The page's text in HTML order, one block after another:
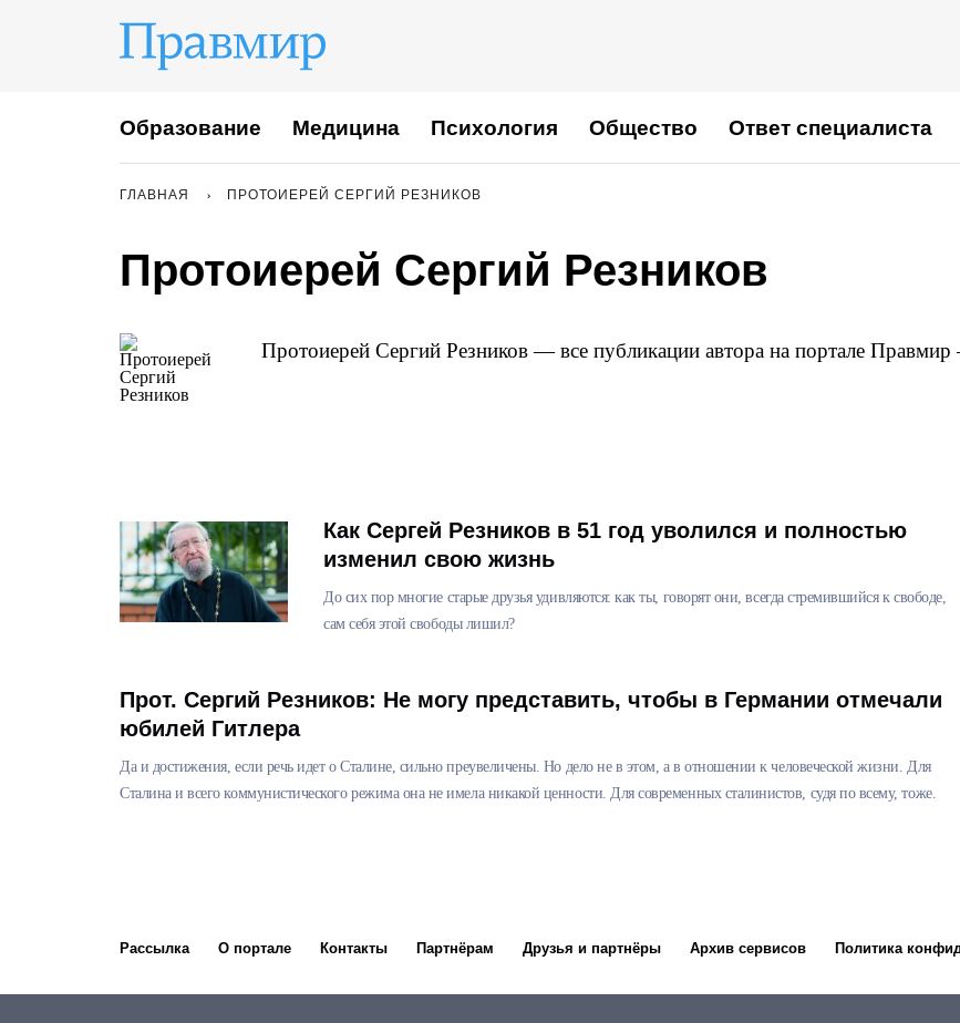
Образование Медицина Психология Общество Ответ специалиста
ГЛАВНАЯ ПРОТОИЕРЕЙ СЕРГИЙ РЕЗНИКОВ
Протоиерей Сергий Резников
Протоиерей Сергий Резников — все публикации автора на портале
Как Сергей Резников в 51 год уволился и полностью
изменил свою жизнь
До сих пор многие старые друзья удивляются: как ты, говорят они, всегда стремившийся к свободе,
сам себя этой свободы лишил?
Прот. Сергий Резников: Не могу представить, чтобы в Германии отмечали
юбилей Гитлера
Да и достижения, если речь идет о Сталине, сильно преувеличены. Но дело не в этом, а в отношении к человеческой жизни. Для
Сталина и всего коммунистического режима она не имела никакой ценности. Для современных сталинистов, судя по всему, тоже.
Рассылка О портале Контакты Партнёрам Друзья и партнёры Архив сервисов Политика